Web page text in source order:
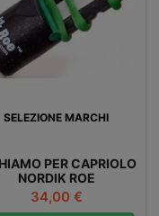
SELEZIONE MARCHI
PER CAPRIOLO
NORDIK ROE
Prezzo
34,00 €